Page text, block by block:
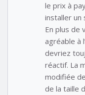
le prix à
installer un
En plus de
agréable à
devriez
réactif. La
modifiée
de la taille